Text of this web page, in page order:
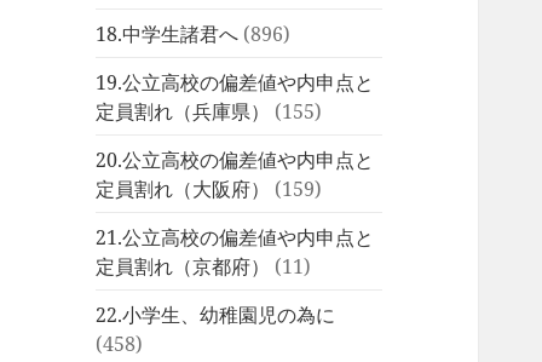
18.中学生諸君へ (896)
19.公立高校の偏差値や内申点と
定員割れ（兵庫県）
(155)
20.公立高校の偏差値や内申点と
定員割れ（大阪府）
(159)
21.公立高校の偏差値や内申点と
定員割れ（京都府）
(11)
22.小学生、幼稚園児の為に
(458)